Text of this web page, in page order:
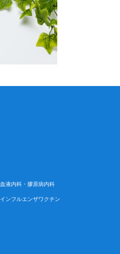
血液内科・膠原病内科
インフルエンザワクチン